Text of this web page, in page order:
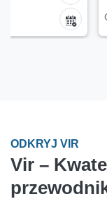
75 € za
ODKRYJ VIR
Vir –